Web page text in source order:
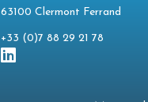
63100 Clermont Ferrand
+33 (0)7 88 29 21 78